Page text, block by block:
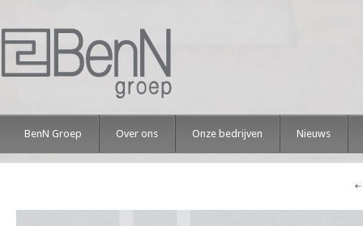
BenN Groep Over ons Onze bedrijven Nieuws